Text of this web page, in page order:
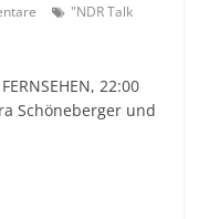
"NDR Talk
22:00
Schöneberger und